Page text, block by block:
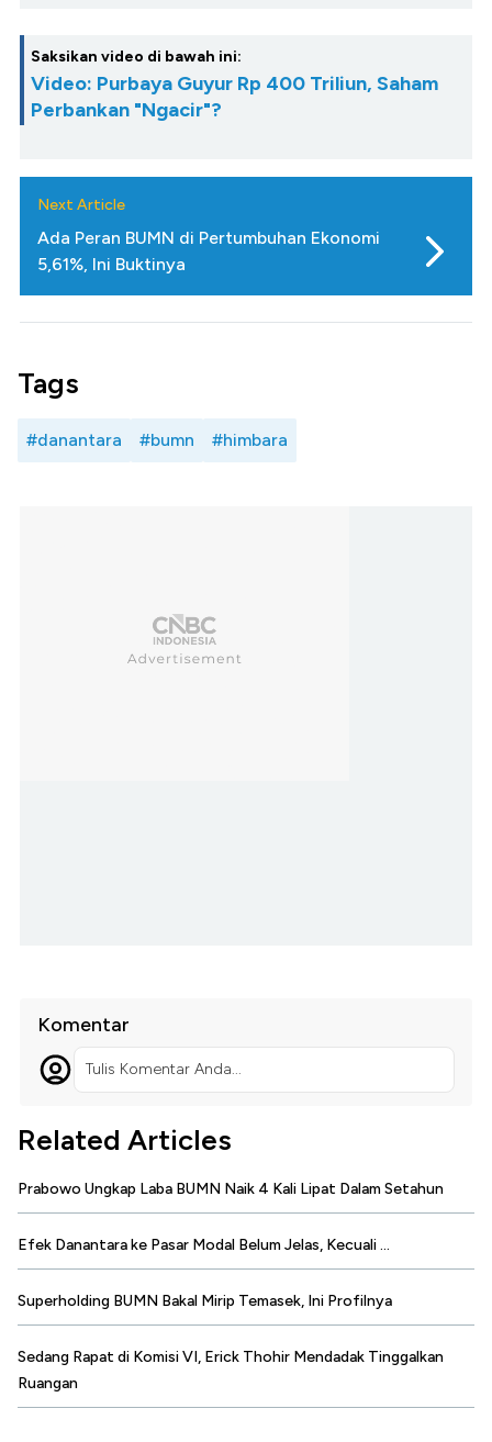
Saksikan video di bawah ini:
Video: Purbaya Guyur Rp 400 Triliun, Saham
Perbankan "Ngacir"?
Next Article
Ada Peran BUMN di Pertumbuhan Ekonomi
5,61%, Ini Buktinya
Tags
#danantara #bumn #himbara
Komentar
Tulis Komentar Anda...
Related Articles
Prabowo Ungkap Laba BUMN Naik 4 Kali Lipat Dalam Setahun
Efek Danantara ke Pasar Modal Belum Jelas, Kecuali ...
Superholding BUMN Bakal Mirip Temasek, Ini Profilnya
Sedang Rapat di Komisi VI, Erick Thohir Mendadak Tinggalkan
Ruangan